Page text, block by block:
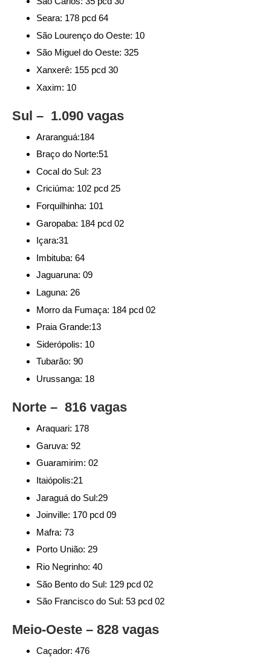
Seara: 178 pcd 64
São Lourenço do Oeste: 10
São Miguel do Oeste: 325
Xanxerê: 155 pcd 30
Xaxim: 10
Sul – 1.090 vagas
Araranguá:184
Braço do Norte:51
Cocal do Sul: 23
Criciúma: 102 pcd 25
Forquilhinha: 101
Garopaba: 184 pcd 02
Içara:31
Imbituba: 64
Jaguaruna: 09
Laguna: 26
Morro da Fumaça: 184 pcd 02
Praia Grande:13
Siderópolis: 10
Tubarão: 90
Urussanga: 18
Norte – 816 vagas
Araquari: 178
Garuva: 92
Guaramirim: 02
Itaiópolis:21
Jaraguá do Sul:29
Joinville: 170 pcd 09
Mafra: 73
Porto União: 29
Rio Negrinho: 40
São Bento do Sul: 129 pcd 02
São Francisco do Sul: 53 pcd 02
Meio-Oeste – 828 vagas
Caçador: 476